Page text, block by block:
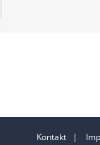
Kontakt |